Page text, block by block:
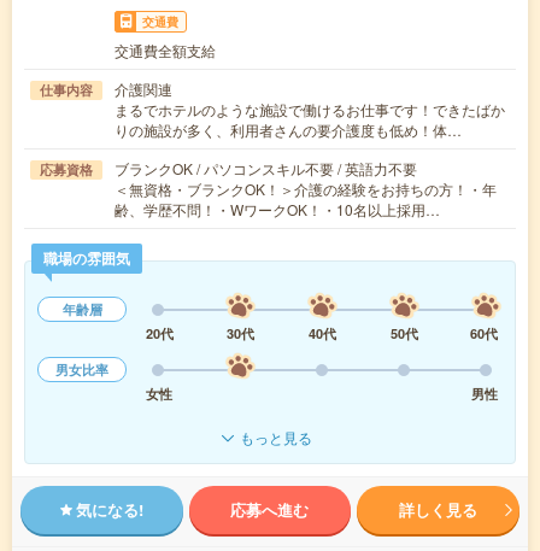
交通費
交通費全額支給
仕事内容
介護関連
まるでホテルのような施設で働けるお仕事です！できたばか
りの施設が多く、利用者さんの要介護度も低め！体…
応募資格
ブランクOK / パソコンスキル不要 / 英語力不要
＜無資格・ブランクOK！＞介護の経験をお持ちの方！・年
齢、学歴不問！・WワークOK！・10名以上採用…
職場の雰囲気
年齢層
20代
30代 40代 50代
60代
男女比率
女性
男性
もっと見る
気になる! 応募へ進む 詳しく見る